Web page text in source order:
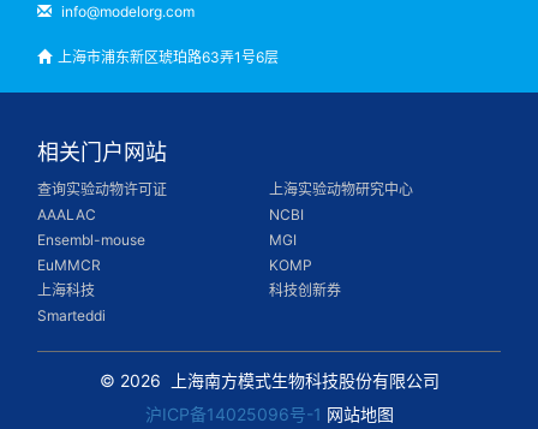
info@modelorg.com
上海市浦东新区琥珀路63弄1号6层
相关门户网站
查询实验动物许可证
上海实验动物研究中心
AAALAC
NCBI
Ensembl-mouse
MGI
EuMMCR
KOMP
上海科技
科技创新券
Smarteddi
© 2026
上海南方模式生物科技股份有限公司
沪ICP备14025096号-1 网站地图